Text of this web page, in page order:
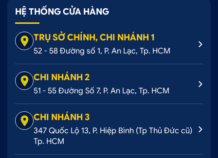
Dán đổi màu đen mờ Hyundai Elantra đầy ma mị khi
xuất hiện trên đường
2. Lợi ích khi dán đổi màu đen mờ Hyundai
Elantra
Không gây ảnh hưởng đến sơn zin của xe, dễ
dàng tháo gỡ quay trở vệ hiện trạng gốc bất cứ
lúc nào
Bảo vệ lớp sơn gốc tránh bị trầy xước, bong
HỆ THỐNG CỬA HÀNG
TRỤ SỞ CHÍNH, CHI NHÁNH 1
52 - 58 Đường số 1, P. An Lạc, Tp. HCM
CHI NHÁNH 2
51 - 55 Đường Số 7, P. An Lạc, Tp. HCM
CHI NHÁNH 3
347 Quốc Lộ 13, P. Hiệp Bình (Tp Thủ Đức cũ)
Tp. HCM